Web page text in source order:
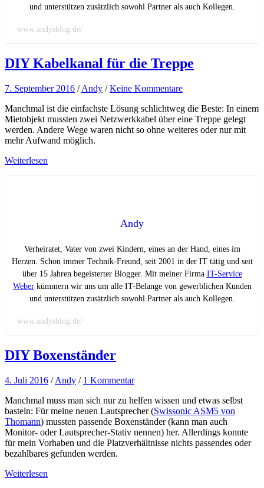
und unterstützen zusätzlich sowohl Partner als auch Kollegen.
www.andysblog.de/
DIY Kabelkanal für die Treppe
7. September 2016 /Andy /Keine Kommentare
Manchmal ist die einfachste Lösung schlichtweg die Beste: In einem
Mietobjekt mussten zwei Netzwerkkabel über eine Treppe gelegt
werden. Andere Wege waren nicht so ohne weiteres oder nur mit
mehr Aufwand möglich.
Weiterlesen
Andy
Verheiratet, Vater von zwei Kindern, eines an der Hand, eines im
Herzen. Schon immer Technik-Freund, seit 2001 in der IT tätig und seit
über 15 Jahren begeisterter Blogger. Mit meiner Firma IT-Service
Weberkümmern wir uns um alle IT-Belange von gewerblichen Kunden
und unterstützen zusätzlich sowohl Partner als auch Kollegen.
www.andysblog.de/
DIY Boxenständer
4. Juli 2016 /Andy / 1 Kommentar
Manchmal muss man sich nur zu helfen wissen und etwas selbst
basteln: Für meine neuen Lautsprecher (Swissonic ASM5 von
Thomann) mussten passende Boxenständer (kann man auch
Monitor- oder Lautsprecher-Stativ nennen) her. Allerdings konnte
für mein Vorhaben und die Platzverhältnisse nichts passendes oder
bezahlbares gefunden werden.
Weiterlesen